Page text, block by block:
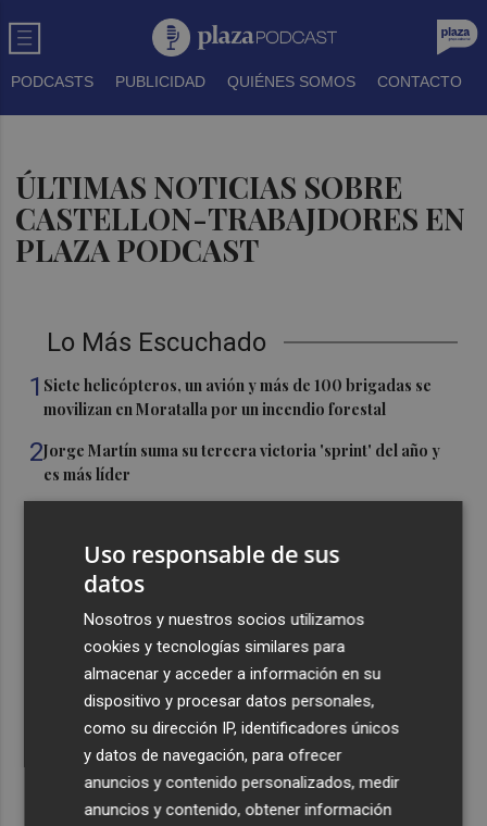
PODCASTS PUBLICIDAD QUIÉNES SOMOS CONTACTO
ÚLTIMAS NOTICIAS SOBRE
CASTELLON-TRABAJDORES EN
PLAZA PODCAST
Lo Más Escuchado
1 Siete helicópteros, un avión y más de 100 brigadas se
movilizan en Moratalla por un incendio forestal
2Jorge Martín suma su tercera victoria 'sprint' del año y
es más líder
del legado de Jaume I
Una gran cadena humana de cariño y reivindicación se
vuelve a abrazar en las playas por el Mar Menor
Uso responsable de sus
datos
Nosotros y nuestros socios utilizamos
cookies y tecnologías similares para
almacenar y acceder a información en su
dispositivo y procesar datos personales,
como su dirección IP, identificadores únicos
y datos de navegación, para ofrecer
anuncios y contenido personalizados, medir
anuncios y contenido, obtener información